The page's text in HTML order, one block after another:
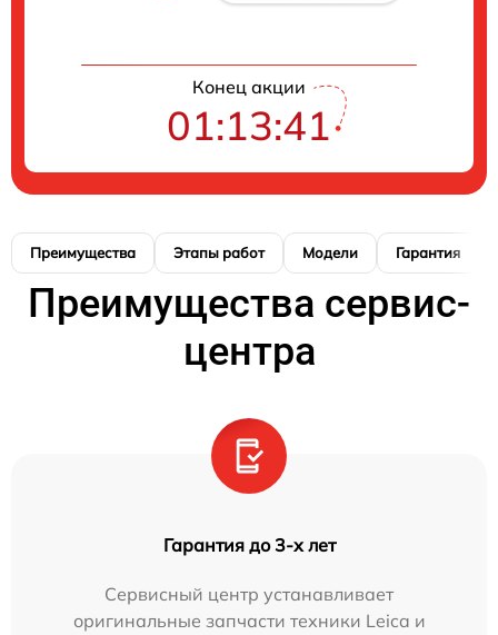
Конец акции
01:13:41
Преимущества Этапы работ Модели Гарантия
Преимущества сервис-
центра
Гарантия до 3-х лет
Сервисный центр устанавливает
оригинальные запчасти техники Leica и